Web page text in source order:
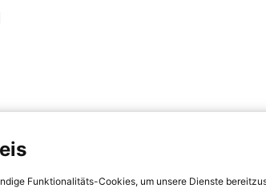
Funktionalitäts-Cookies, um unsere Dienste